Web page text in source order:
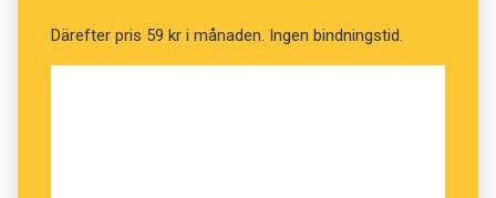
Hantera cookie-inställningar
Därefter pris 59 kr i månaden. Ingen bindningstid.